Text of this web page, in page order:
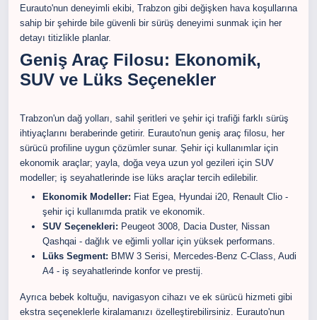
Eurauto'nun deneyimli ekibi, Trabzon gibi değişken hava koşullarına
sahip bir şehirde bile güvenli bir sürüş deneyimi sunmak için her
detayı titizlikle planlar.
Geniş Araç Filosu: Ekonomik,
SUV ve Lüks Seçenekler
Trabzon'un dağ yolları, sahil şeritleri ve şehir içi trafiği farklı sürüş
ihtiyaçlarını beraberinde getirir. Eurauto'nun geniş araç filosu, her
sürücü profiline uygun çözümler sunar. Şehir içi kullanımlar için
ekonomik araçlar; yayla, doğa veya uzun yol gezileri için SUV
modeller; iş seyahatlerinde ise lüks araçlar tercih edilebilir.
Ekonomik Modeller: Fiat Egea, Hyundai i20, Renault Clio -
şehir içi kullanımda pratik ve ekonomik.
SUV Seçenekleri: Peugeot 3008, Dacia Duster, Nissan
Qashqai - dağlık ve eğimli yollar için yüksek performans.
Lüks Segment: BMW 3 Serisi, Mercedes-Benz C-Class, Audi
A4 - iş seyahatlerinde konfor ve prestij.
Ayrıca bebek koltuğu, navigasyon cihazı ve ek sürücü hizmeti gibi
ekstra seçeneklerle kiralamanızı özelleştirebilirsiniz. Eurauto'nun